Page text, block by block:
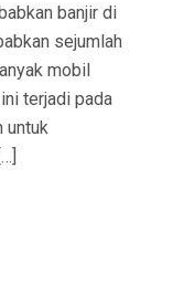
banjir di
sejumlah
mobil
terjadi pada
untuk